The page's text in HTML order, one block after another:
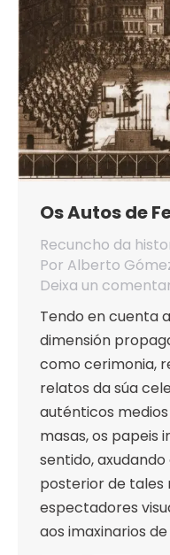
Os Autos de
Recuncho da
Por Alberto
Deixa un
Tendo en cuenta
dimensión
como cerimonia,
relatos da súa
auténticos
masas, os papeis
sentido,
posterior de tales
espectadores
aos imaxinarios